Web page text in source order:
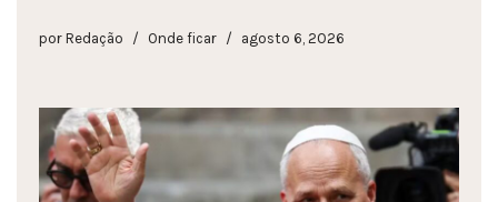
por Redação Onde ficar agosto 6, 2026